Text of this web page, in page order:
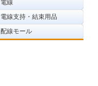
電線
電線支持・結束用品
配線モール